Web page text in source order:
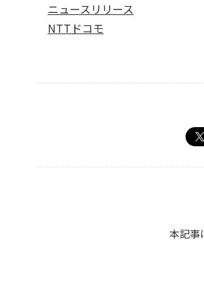
ニュースリリース
NTTドコモ
本記事